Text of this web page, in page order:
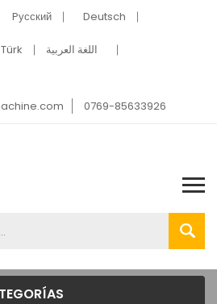
Pусский Deutsch
Türk اللغة العربية
0769-85633926